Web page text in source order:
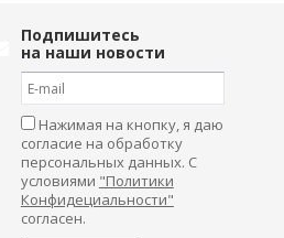
Подпишитесь
на наши новости
Нажимая на кнопку, я даю
согласие на обработку
персональных данных. С
условиями "Политики
Конфидециальности"
согласен.